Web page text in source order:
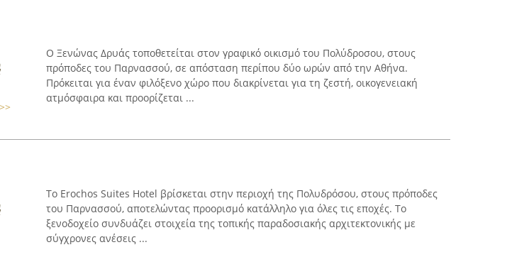
Ο Ξενώνας Δρυάς τοποθετείται στον γραφικό οικισμό του Πολύδροσου, στους
πρόποδες του Παρνασσού, σε απόσταση περίπου δύο ωρών από την Αθήνα.
Πρόκειται για έναν φιλόξενο χώρο που διακρίνεται για τη ζεστή, οικογενειακή
ατμόσφαιρα και προορίζεται ...
Το Erochos Suites Hotel βρίσκεται στην περιοχή της Πολυδρόσου, στους πρόποδες
του Παρνασσού, αποτελώντας προορισμό κατάλληλο για όλες τις εποχές. Το
ξενοδοχείο συνδυάζει στοιχεία της τοπικής παραδοσιακής αρχιτεκτονικής με
σύγχρονες ανέσεις ...